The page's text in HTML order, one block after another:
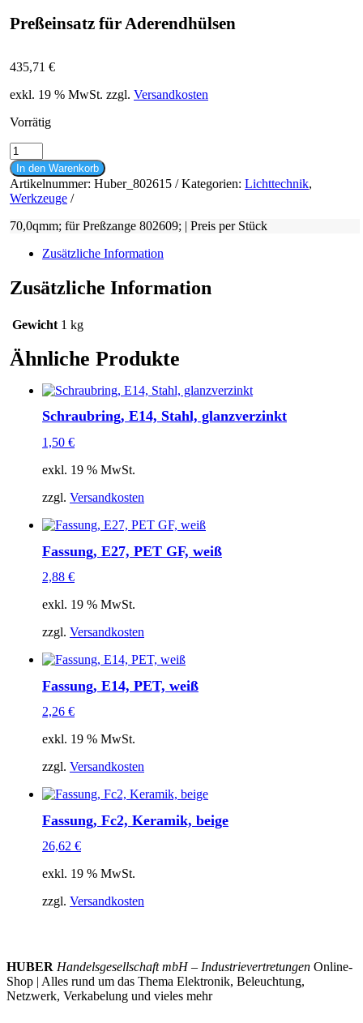
Preßeinsatz für Aderendhülsen
435,71 €
exkl. 19 % MwSt. zzgl. Versandkosten
Vorrätig
Preßeinsatz
für
Aderendhülsen
Menge
In den Warenkorb
Artikelnummer: Huber_802615 Kategorien: Lichttechnik,
Werkzeuge
70,0qmm; für Preßzange 802609; | Preis per Stück
Zusätzliche Information
Zusätzliche Information
Gewicht 1 kg
Ähnliche Produkte
Schraubring, E14, Stahl, glanzverzinkt
1,50 €
exkl. 19 % MwSt.
zzgl. Versandkosten
Fassung, E27, PET GF, weiß
2,88 €
exkl. 19 % MwSt.
zzgl. Versandkosten
Fassung, E14, PET, weiß
2,26 €
exkl. 19 % MwSt.
zzgl. Versandkosten
Fassung, Fc2, Keramik, beige
26,62 €
exkl. 19 % MwSt.
zzgl. Versandkosten
HUBER Handelsgesellschaft mbH – Industrievertretungen Online-
Shop | Alles rund um das Thema Elektronik, Beleuchtung,
Netzwerk, Verkabelung und vieles mehr